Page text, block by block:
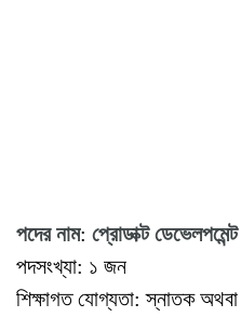
পদের নাম: প্রোডাক্ট ডেভেলপমেন্ট
পদসংখ্যা: ১ জন
শিক্ষাগত যোগ্যতা: স্নাতক